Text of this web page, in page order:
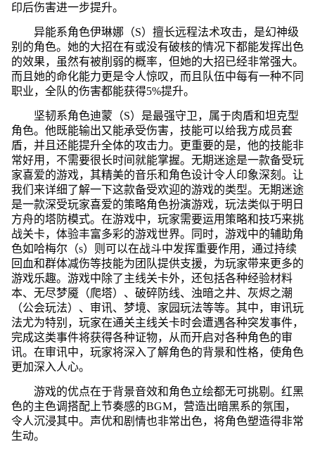
印后伤害进一步提升。
异能系角色伊琳娜（S）擅长远程法术攻击，是幻神级
别的角色。她的大招在有或没有破核的情况下都能发挥出色
的效果，虽然有被削弱的概率，但她的大招已经非常强大。
而且她的命化能力更是令人惊叹，而且队伍中每有一种不同
职业，全队的伤害都能获得5%提升。
坚韧系角色迪蒙（S）是最强守卫，属于肉盾和坦克型
角色。他既能输出又能承受伤害，技能可以给我方成员套
盾，并且还能提升全体的攻击力。更重要的是，他的技能非
常好用，不需要很长时间就能掌握。无期迷途是一款备受玩
家喜爱的游戏，其精美的音乐和角色设计令人印象深刻。让
我们来详细了解一下这款备受欢迎的游戏的类型。无期迷途
是一款深受玩家喜爱的策略角色扮演游戏，玩法类似于明日
方舟的塔防模式。在游戏中，玩家需要运用策略和技巧来挑
战关卡，体验丰富多彩的游戏世界。同时，游戏中的辅助角
色如哈梅尔（s）则可以在战斗中发挥重要作用，通过持续
回血和群体减伤等技能为团队提供支援，为玩家带来更多的
游戏乐趣。游戏中除了主线关卡外，还包括各种经验材料
本、无尽梦魇（爬塔）、破碎防线、浊暗之井、灰烬之潮
（公会玩法）、审讯、梦境、家园玩法等等。其中，审讯玩
法尤为特别，玩家在通关主线关卡时会遭遇各种突发事件，
完成这类事件将获得各种证物，从而开启对各种角色的审
讯。在审讯中，玩家将深入了解角色的背景和性格，使角色
更加深入人心。
游戏的优点在于背景音效和角色立绘都无可挑剔。红黑
色的主色调搭配上节奏感的BGM，营造出暗黑系的氛围，
令人沉浸其中。声优和剧情也非常出色，将角色塑造得非常
生动。